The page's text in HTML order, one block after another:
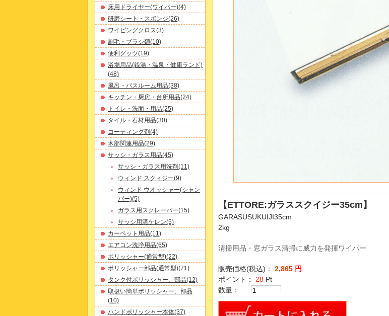
【ETTORE:ガラススクイジー35cm】
GARASUSUKUIJI35cm
2kg
清掃用品・窓ガラス清掃に威力を発揮ワイパー
販売価格(税込)： 2,865 円
ポイント： 28 Pt
数量：
床用ドライヤー(ワイパー)(4)
研磨シート・スポンジ(26)
ワイピングクロス(3)
刷毛・ブラシ類(10)
便利グッツ(19)
浴場用品(銭湯・温泉・健康ランド)
(48)
風呂・バスルーム用品(38)
キッチン・厨房・台所用品(24)
トイレ・洗面・用品(25)
タイル・石材用品(30)
コーティング剤(4)
木部関連用品(29)
サッシ・ガラス用品(45)
サッシ・ガラス用洗剤(11)
ウィンド スクィジー(9)
ウィンド ウオッシャー(シャン
パー)(5)
ガラス用スクレーパー(15)
サッシ用溝ケレン(5)
カーペット用品(11)
エアコン洗浄用品(65)
ポリッシャー(通常型)(22)
ポリッシャー部品(通常型)(71)
タンク付ポリッシャー、部品(12)
取扱い簡単ポリッシャー、部品
(10)
ハンドポリッシャー本体(37)